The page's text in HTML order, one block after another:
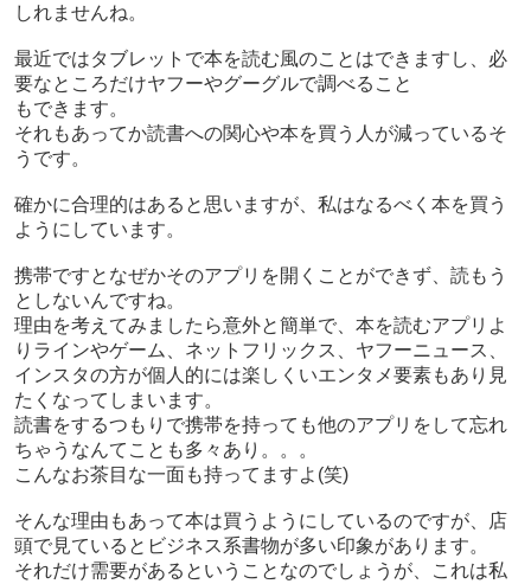
しれませんね。
最近ではタブレットで本を読む風のことはできますし、必
要なところだけヤフーやグーグルで調べること
もできます。
それもあってか読書への関心や本を買う人が減っているそ
うです。
確かに合理的はあると思いますが、私はなるべく本を買う
ようにしています。
携帯ですとなぜかそのアプリを開くことができず、読もう
としないんですね。
理由を考えてみましたら意外と簡単で、本を読むアプリよ
りラインやゲーム、ネットフリックス、ヤフーニュース、
インスタの方が個人的には楽しくいエンタメ要素もあり見
たくなってしまいます。
読書をするつもりで携帯を持っても他のアプリをして忘れ
ちゃうなんてことも多々あり。。。
こんなお茶目な一面も持ってますよ(笑)
そんな理由もあって本は買うようにしているのですが、店
頭で見ているとビジネス系書物が多い印象があります。
それだけ需要があるということなのでしょうが、これは私